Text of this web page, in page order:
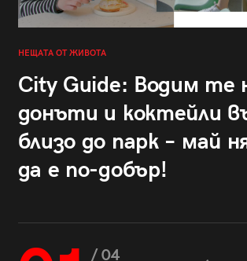
НЕЩАТА ОТ ЖИВОТА
City Guide: Водим те
донъти и коктейли
близо до парк – май
да е по-добър!
/ 04